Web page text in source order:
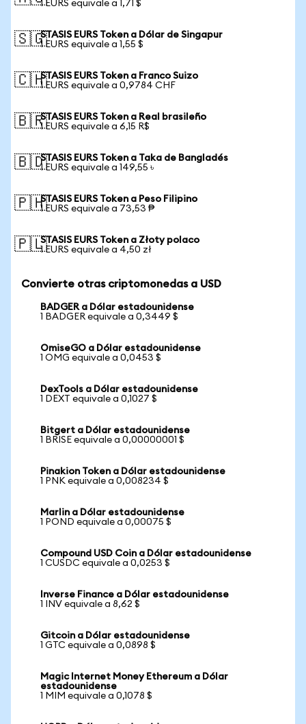
1 EURS equivale a 1,71 $
🇸🇬STASIS EURS Token a Dólar de Singapur
1 EURS equivale a 1,55 $
🇨🇭STASIS EURS Token a Franco Suizo
1 EURS equivale a 0,9784 CHF
🇧🇷STASIS EURS Token a Real brasileño
1 EURS equivale a 6,15 R$
🇧🇩STASIS EURS Token a Taka de Bangladés
1 EURS equivale a 149,55 ৳
🇵🇭STASIS EURS Token a Peso Filipino
1 EURS equivale a 73,53 ₱
🇵🇱STASIS EURS Token a Złoty polaco
1 EURS equivale a 4,50 zł
Convierte otras criptomonedas a USD
BADGER a Dólar estadounidense
1 BADGER equivale a 0,3449 $
OmiseGO a Dólar estadounidense
1 OMG equivale a 0,0453 $
DexTools a Dólar estadounidense
1 DEXT equivale a 0,1027 $
Bitgert a Dólar estadounidense
1 BRISE equivale a 0,00000001 $
Pinakion Token a Dólar estadounidense
1 PNK equivale a 0,008234 $
Marlin a Dólar estadounidense
1 POND equivale a 0,00075 $
Compound USD Coin a Dólar estadounidense
1 CUSDC equivale a 0,0253 $
Inverse Finance a Dólar estadounidense
1 INV equivale a 8,62 $
Gitcoin a Dólar estadounidense
1 GTC equivale a 0,0898 $
Magic Internet Money Ethereum a Dólar
estadounidense
1 MIM equivale a 0,1078 $